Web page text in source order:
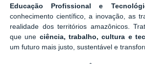
Educação Profissional e
conhecimento científico, a inovação, as
realidade dos territórios amazônicos.
que une ciência, trabalho, cultura e
um futuro mais justo, sustentável e